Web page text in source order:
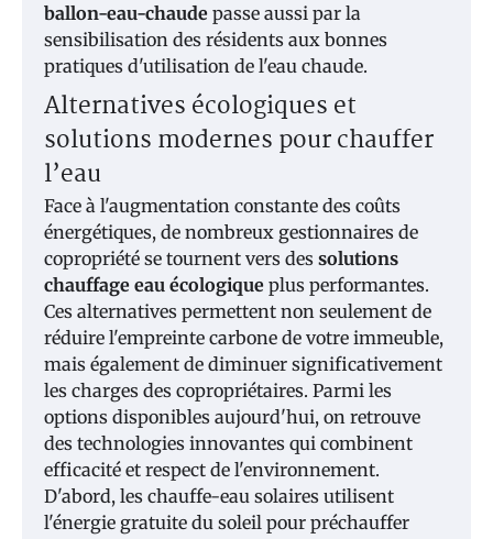
ballon-eau-chaude passe aussi par la
sensibilisation des résidents aux bonnes
pratiques d'utilisation de l'eau chaude.
Alternatives écologiques et
solutions modernes pour chauffer
l’eau
Face à l'augmentation constante des coûts
énergétiques, de nombreux gestionnaires de
copropriété se tournent vers des solutions
chauffage eau écologique plus performantes.
Ces alternatives permettent non seulement de
réduire l'empreinte carbone de votre immeuble,
mais également de diminuer significativement
les charges des copropriétaires. Parmi les
options disponibles aujourd'hui, on retrouve
des technologies innovantes qui combinent
efficacité et respect de l'environnement.
D'abord, les chauffe-eau solaires utilisent
l'énergie gratuite du soleil pour préchauffer